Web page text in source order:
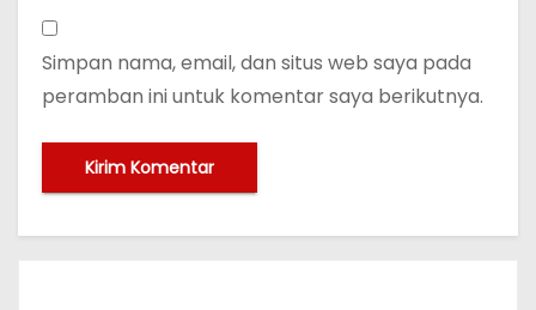
Simpan nama, email, dan situs web saya pada
peramban ini untuk komentar saya berikutnya.